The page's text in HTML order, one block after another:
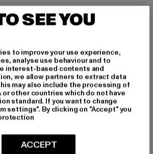
77% Polyester, 17% Viskose,
GmbH |info@tbint.de
SEE YOU
to improve your use experience,
analyse use behaviour and to
interest-based contents and
we allow partners to extract data
may also include the processing of
or other countries which do not have
standard. If you want to change
settings". By clicking on "Accept" you
ACCEPT